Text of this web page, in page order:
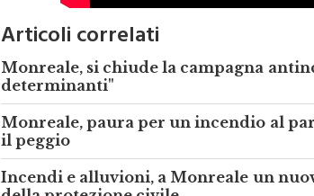
Articoli correlati
Monreale, si chiude la campagna
determinanti"
Monreale, paura per un incendio al
il peggio
Incendi e alluvioni, a Monreale un
della protezione civile